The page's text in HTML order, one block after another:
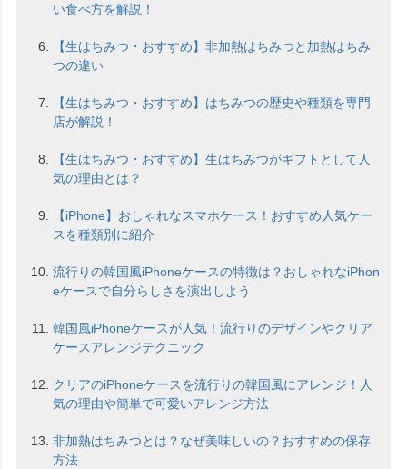
い食べ方を解説！
【生はちみつ・おすすめ】非加熱はちみつと加熱はちみ
つの違い
【生はちみつ・おすすめ】はちみつの歴史や種類を専門
店が解説！
【生はちみつ・おすすめ】生はちみつがギフトとして人
気の理由とは？
【iPhone】おしゃれなスマホケース！おすすめ人気ケー
スを種類別に紹介
流行りの韓国風iPhoneケースの特徴は？おしゃれなiPhon
eケースで自分らしさを演出しよう
韓国風iPhoneケースが人気！流行りのデザインやクリア
ケースアレンジテクニック
クリアのiPhoneケースを流行りの韓国風にアレンジ！人
気の理由や簡単で可愛いアレンジ方法
非加熱はちみつとは？なぜ美味しいの？おすすめの保存
方法